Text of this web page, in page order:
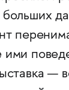
больших
ими
—